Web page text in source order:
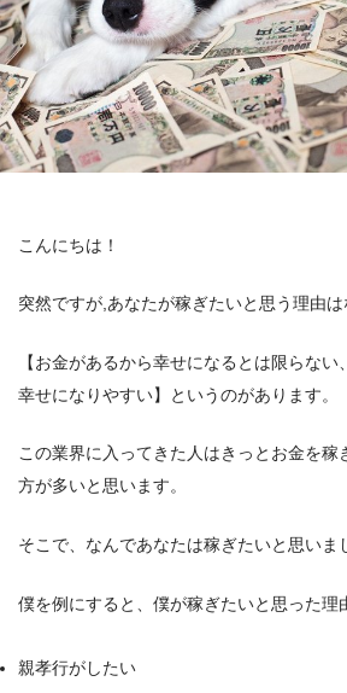
こんにちは！
突然ですが,あなたが稼ぎたいと思う理由は
【お金があるから幸せになるとは限らな
幸せになりやすい】というのがあります。
この業界に入ってきた人はきっとお金を稼
方が多いと思います。
そこで、なんであなたは稼ぎたいと思いま
僕を例にすると、僕が稼ぎたいと思った理
親孝行がしたい